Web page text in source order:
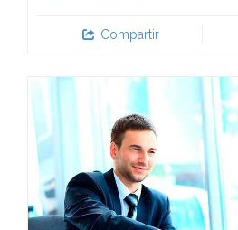
Compartir